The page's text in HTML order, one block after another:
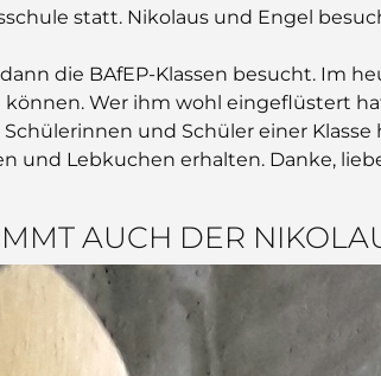
statt. Nikolaus und Engel
die BAfEP-Klassen besucht. Im
Wer ihm wohl eingeflüstert
und Schüler einer
und Lebkuchen erhalten. Danke,
AUCH DER